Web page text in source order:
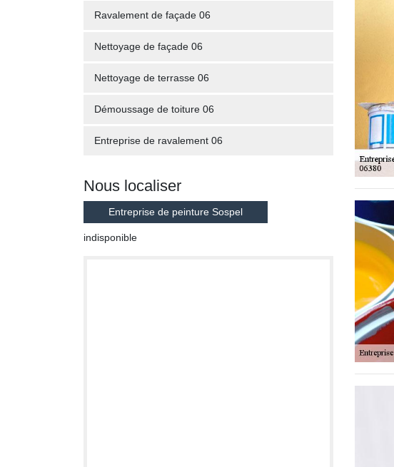
Ravalement de façade 06
Nettoyage de façade 06
Nettoyage de terrasse 06
Démoussage de toiture 06
Entreprise de ravalement 06
Nous localiser
Entreprise de peinture Sospel
indisponible